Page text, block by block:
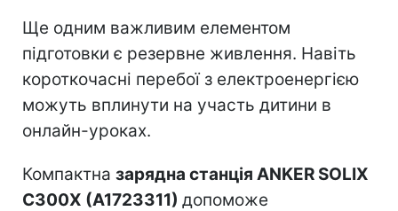
Ще одним важливим елементом
підготовки є резервне живлення. Навіть
короткочасні перебої з електроенергією
можуть вплинути на участь дитини в
онлайн-уроках.
Компактна зарядна станція ANKER SOLIX
C300X (A1723311) допоможе